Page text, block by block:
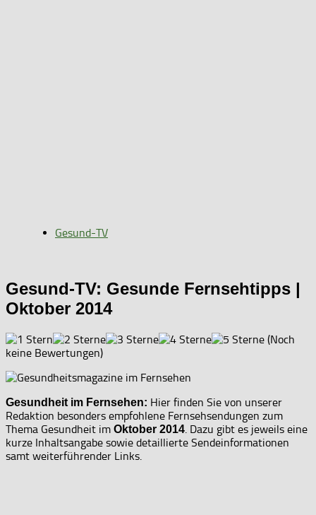
Gesund-TV
Gesund-TV: Gesunde Fernsehtipps |
Oktober 2014
(Noch
keine Bewertungen)
Gesundheit im Fernsehen: Hier finden Sie von unserer
Redaktion besonders empfohlene Fernsehsendungen zum
Thema Gesundheit im Oktober 2014. Dazu gibt es jeweils eine
kurze Inhaltsangabe sowie detaillierte Sendeinformationen
samt weiterführender Links.